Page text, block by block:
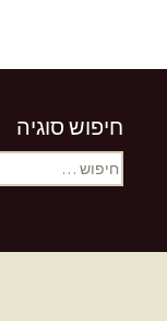
חיפוש סוגיה
חיפוש: